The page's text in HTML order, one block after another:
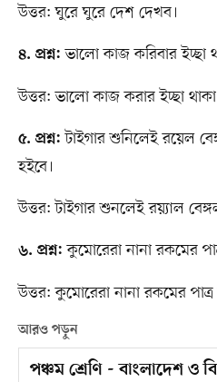
উত্তর: ঘুরে ঘুরে দেশ দেখব।
৪. প্রশ্ন: ভালো কাজ করিবার ইচ্ছা
উত্তর: ভালো কাজ করার ইচ্ছা
৫. প্রশ্ন: টাইগার শুনিলেই রয়েল
হইবে।
উত্তর: টাইগার শুনলেই রয়্যাল
৬. প্রশ্ন: কুমোরেরা নানা রকমের
উত্তর: কুমোরেরা নানা রকমের পাত্র
আরও পড়ুন
পঞ্চম শ্রেণি - বাংলাদেশ ও